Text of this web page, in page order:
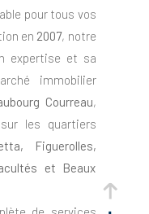
pour tous vos
en 2007, notre
expertise et sa
immobilier
Courreau,
les quartiers
Figuerolles,
et Beaux